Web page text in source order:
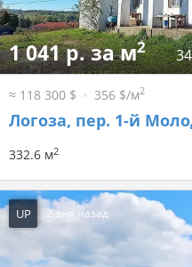
1 041 р. за м2
≈ 118 300 $ 356 $/м2
Логоза, пер. 1-й
332.6 м2
UP 2 дня назад